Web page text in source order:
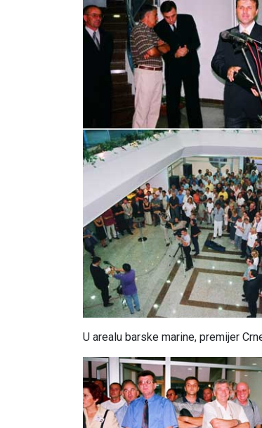
U arealu barske marine, premijer